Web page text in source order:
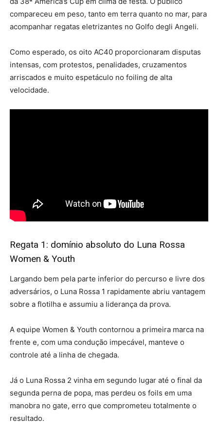
compareceu em peso, tanto em terra quanto no mar, para
acompanhar regatas eletrizantes no Golfo degli Angeli.
Como esperado, os oito AC40 proporcionaram disputas
intensas, com protestos, penalidades, cruzamentos
arriscados e muito espetáculo no foiling de alta
velocidade.
Regata 1: domínio absoluto do Luna Rossa
Women & Youth
Largando bem pela parte inferior do percurso e livre dos
adversários, o Luna Rossa 1 rapidamente abriu vantagem
sobre a flotilha e assumiu a liderança da prova.
A equipe Women & Youth contornou a primeira marca na
frente e, com uma condução impecável, manteve o
controle até a linha de chegada.
Já o Luna Rossa 2 vinha em segundo lugar até o final da
segunda perna de popa, mas perdeu os foils em uma
manobra no gate, erro que comprometeu totalmente o
resultado.